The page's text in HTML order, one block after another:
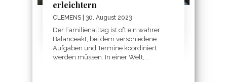
erleichtern
CLEMENS | 30. August 2023
Der Familienalltag ist oft ein wahrer
Balanceakt, bei dem verschiedene
Aufgaben und Termine koordiniert
werden müssen. In einer Welt,...